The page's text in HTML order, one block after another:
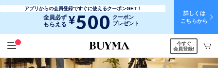
アプリからの会員登録ですぐに使えるクーポンGET！
全員必ず
もらえる ¥500 クーポン
プレゼント
詳しくは
こちらから
今すぐ
会員登録!